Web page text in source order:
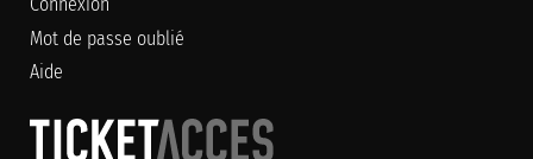
Mot de passe oublié
Aide